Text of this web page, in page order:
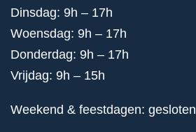
Dinsdag: 9h – 17h
Woensdag: 9h – 17h
Donderdag: 9h – 17h
Vrijdag: 9h – 15h
Weekend & feestdagen: gesloten